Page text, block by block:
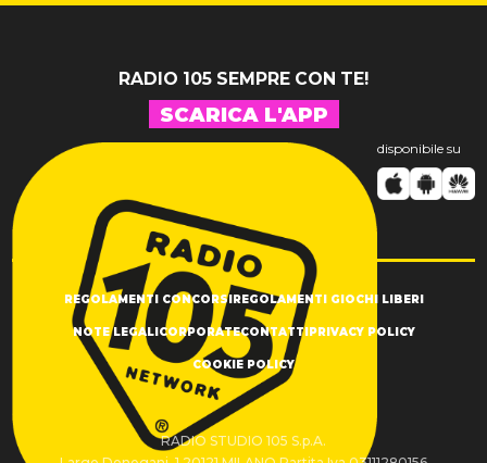
RADIO 105 SEMPRE CON TE!
SCARICA L'APP
disponibile su
REGOLAMENTI CONCORSI REGOLAMENTI GIOCHI LIBERI
NOTE LEGALI CORPORATECONTATTI PRIVACY POLICY
COOKIE POLICY
RADIO STUDIO 105 S.p.A.